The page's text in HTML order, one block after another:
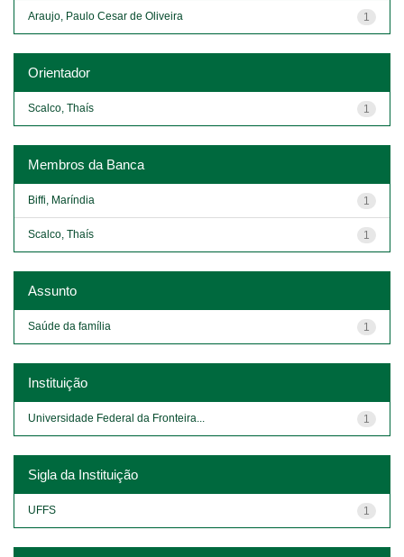
1
Araujo, Paulo Cesar de Oliveira
Orientador
1
Scalco, Thaís
Membros da Banca
1
Biffi, Maríndia
1
Scalco, Thaís
Assunto
1
Saúde da família
Instituição
1
Universidade Federal da Fronteira...
Sigla da Instituição
1
UFFS